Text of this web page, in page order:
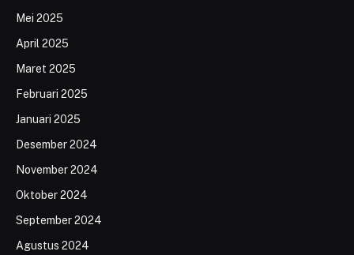
Mei 2025
April 2025
Maret 2025
Februari 2025
Januari 2025
Desember 2024
November 2024
Oktober 2024
September 2024
Agustus 2024